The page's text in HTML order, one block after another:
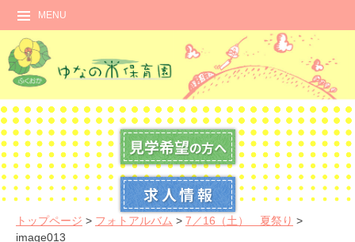
MENU
トップページ > フォトアルバム > 7／16（土） 夏祭り >
image013